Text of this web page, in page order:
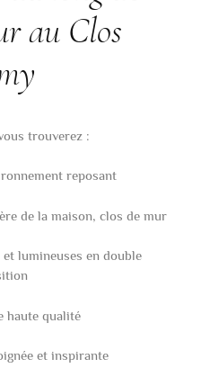
au Clos
trouverez :
reposant
de la maison, clos de mur
lumineuses en double
haute qualité
et inspirante